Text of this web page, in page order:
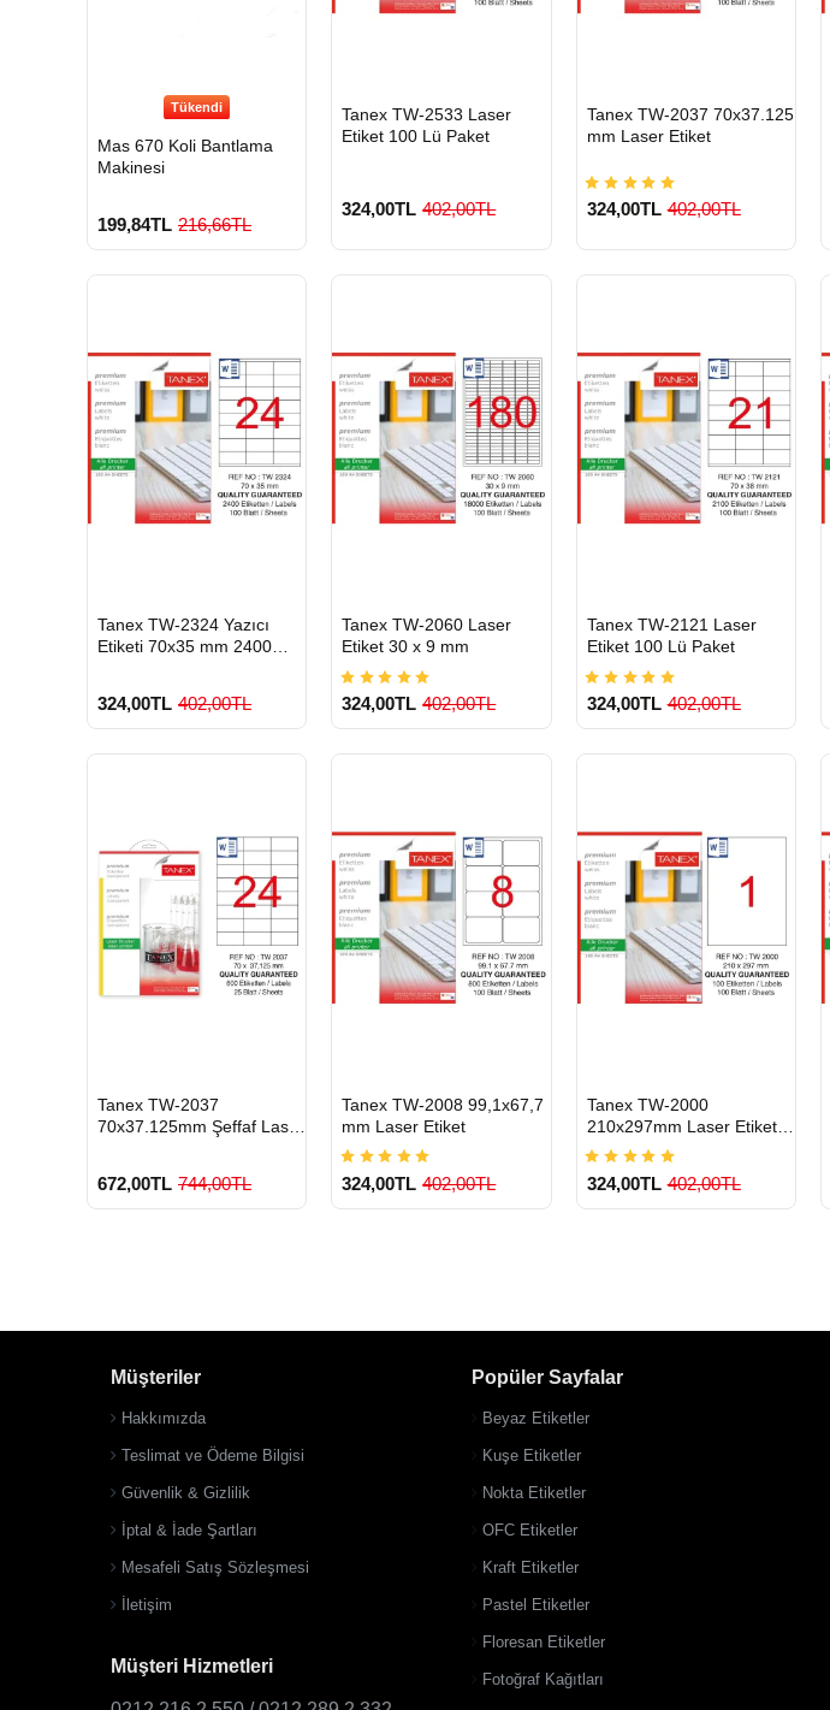
Tükendi
Mas 670 Koli Bantlama
Makinesi
199,84TL 216,66TL
GÖNDERİ
900 TL Üzeri Kargo
Ücretsiz
Tanex TW-2533 Laser
Etiket 100 Lü Paket
324,00TL 402,00TL
GÖNDERİ
900 TL Üzeri Kargo
Ücretsiz
Tanex TW-2037 70x37.125
mm Laser Etiket
324,00TL 402,00TL
GÖNDERİ
900 TL Üzeri Kargo
Ücretsiz
Tanex TW-2324 Yazıcı
Etiketi 70x35 mm 2400
324,00TL 402,00TL
GÖNDERİ
900 TL Üzeri Kargo
Ücretsiz
Tanex TW-2060 Laser
Etiket 30 x 9 mm
324,00TL 402,00TL
GÖNDERİ
900 TL Üzeri Kargo
Ücretsiz
Tanex TW-2121 Laser
Etiket 100 Lü Paket
324,00TL 402,00TL
GÖNDERİ
900 TL Üzeri Kargo
Ücretsiz
Tanex TW-2037
70x37.125mm Şeffaf Laser
672,00TL 744,00TL
GÖNDERİ
900 TL Üzeri Kargo
Tanex TW-2008 99,1x67,7
mm Laser Etiket
324,00TL 402,00TL
GÖNDERİ
900 TL Üzeri Kargo
Ücretsiz
Tanex TW-2000
210x297mm Laser Etiket
100 Lü
324,00TL 402,00TL
Müşteriler
Hakkımızda
Teslimat ve Ödeme Bilgisi
Güvenlik & Gizlilik
İptal & İade Şartları
Mesafeli Satış Sözleşmesi
İletişim
Müşteri Hizmetleri
Popüler Sayfalar
Beyaz Etiketler
Kuşe Etiketler
Nokta Etiketler
OFC Etiketler
Kraft Etiketler
Pastel Etiketler
Floresan Etiketler
Fotoğraf Kağıtları